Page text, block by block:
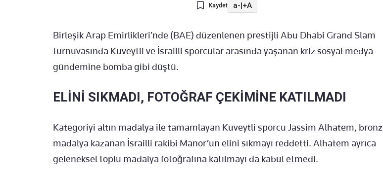
Kaydet a-|+A
Birleşik Arap Emirlikleri’nde (BAE) düzenlenen prestijli Abu Dhabi Grand Slam
turnuvasında Kuveytli ve İsrailli sporcular arasında yaşanan kriz sosyal medya
gündemine bomba gibi düştü.
ELİNİ SIKMADI, FOTOĞRAF ÇEKİMİNE KATILMADI
Kategoriyi altın madalya ile tamamlayan Kuveytli sporcu Jassim Alhatem, bronz
madalya kazanan İsrailli rakibi Manor’un elini sıkmayı reddetti. Alhatem ayrıca
geleneksel toplu madalya fotoğrafına katılmayı da kabul etmedi.